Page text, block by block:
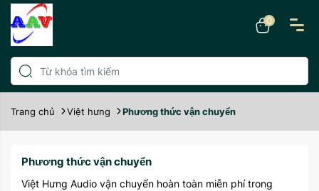
0
Trang chủ Việt hưng Phương thức vận chuyển
Phương thức vận chuyển
Việt Hưng Audio vận chuyển hoàn toàn miễn phí trong